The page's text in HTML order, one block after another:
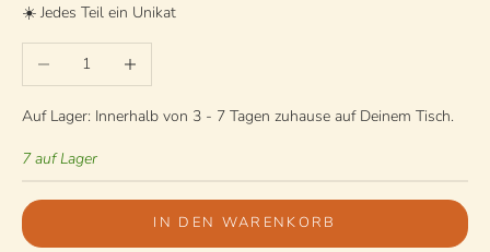
☀️ Jedes Teil ein Unikat
Anzahl verringernAnzahl erhöhen
Auf Lager: Innerhalb von 3 - 7 Tagen zuhause auf Deinem Tisch.
7 auf Lager
IN DEN WARENKORB